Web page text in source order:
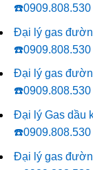
☎️0909.808.530
Đại lý gas
☎️0909.808.530
Đại lý gas
☎️0909.808.530
Đại lý Gas dầu
☎️0909.808.530
Đại lý gas